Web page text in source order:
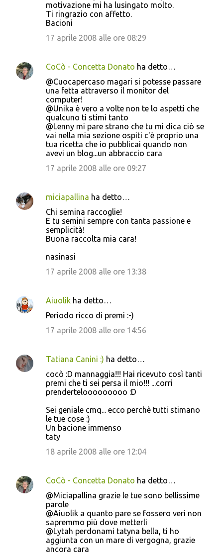
motivazione mi ha lusingato molto.
Ti ringrazio con affetto.
Bacioni
17 aprile 2008 alle ore 08:29
CoCò - Concetta Donato ha detto…
@Cuocapercaso magari si potesse passare
una fetta attraverso il monitor del
computer!
@Unika è vero a volte non te lo aspetti che
qualcuno ti stimi tanto
@Lenny mi pare strano che tu mi dica ciò se
vai nella mia sezione ospiti c'è proprio una
tua ricetta che io pubblicai quando non
avevi un blog...un abbraccio cara
17 aprile 2008 alle ore 09:27
miciapallina ha detto…
Chi semina raccoglie!
E tu semini sempre con tanta passione e
semplicità!
Buona raccolta mia cara!
nasinasi
17 aprile 2008 alle ore 13:38
Aiuolik ha detto…
Periodo ricco di premi :-)
17 aprile 2008 alle ore 14:56
Tatiana Canini :) ha detto…
cocò :D mannaggia!!! Hai ricevuto così tanti
premi che ti sei persa il mio!!! ...corri
prendertelooooooooo :D
Sei geniale cmq... ecco perchè tutti stimano
le tue cose :)
Un bacione immenso
taty
18 aprile 2008 alle ore 12:04
CoCò - Concetta Donato ha detto…
@Miciapallina grazie le tue sono bellissime
parole
@Aiuolik a quanto pare se fossero veri non
sapremmo più dove metterli
@Lytah perdonami tatyna bella, ti ho
aggiunta con un mare di vergogna, grazie
ancora cara